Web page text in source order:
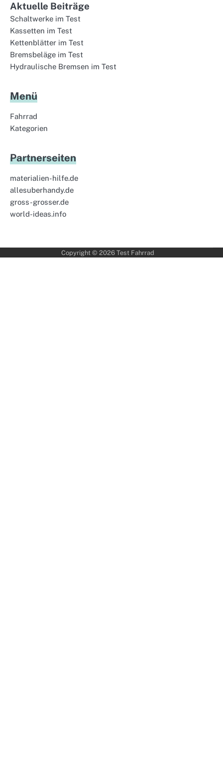
Aktuelle Beiträge
Schaltwerke im Test
Kassetten im Test
Kettenblätter im Test
Bremsbeläge im Test
Hydraulische Bremsen im Test
Menü
Fahrrad
Kategorien
Partnerseiten
materialien-hilfe.de
allesuberhandy.de
gross-grosser.de
world-ideas.info
Copyright © 2026 Test Fahrrad